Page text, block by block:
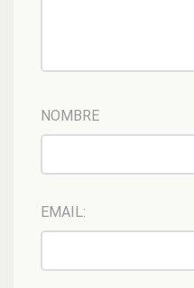
NOMBRE
EMAIL: